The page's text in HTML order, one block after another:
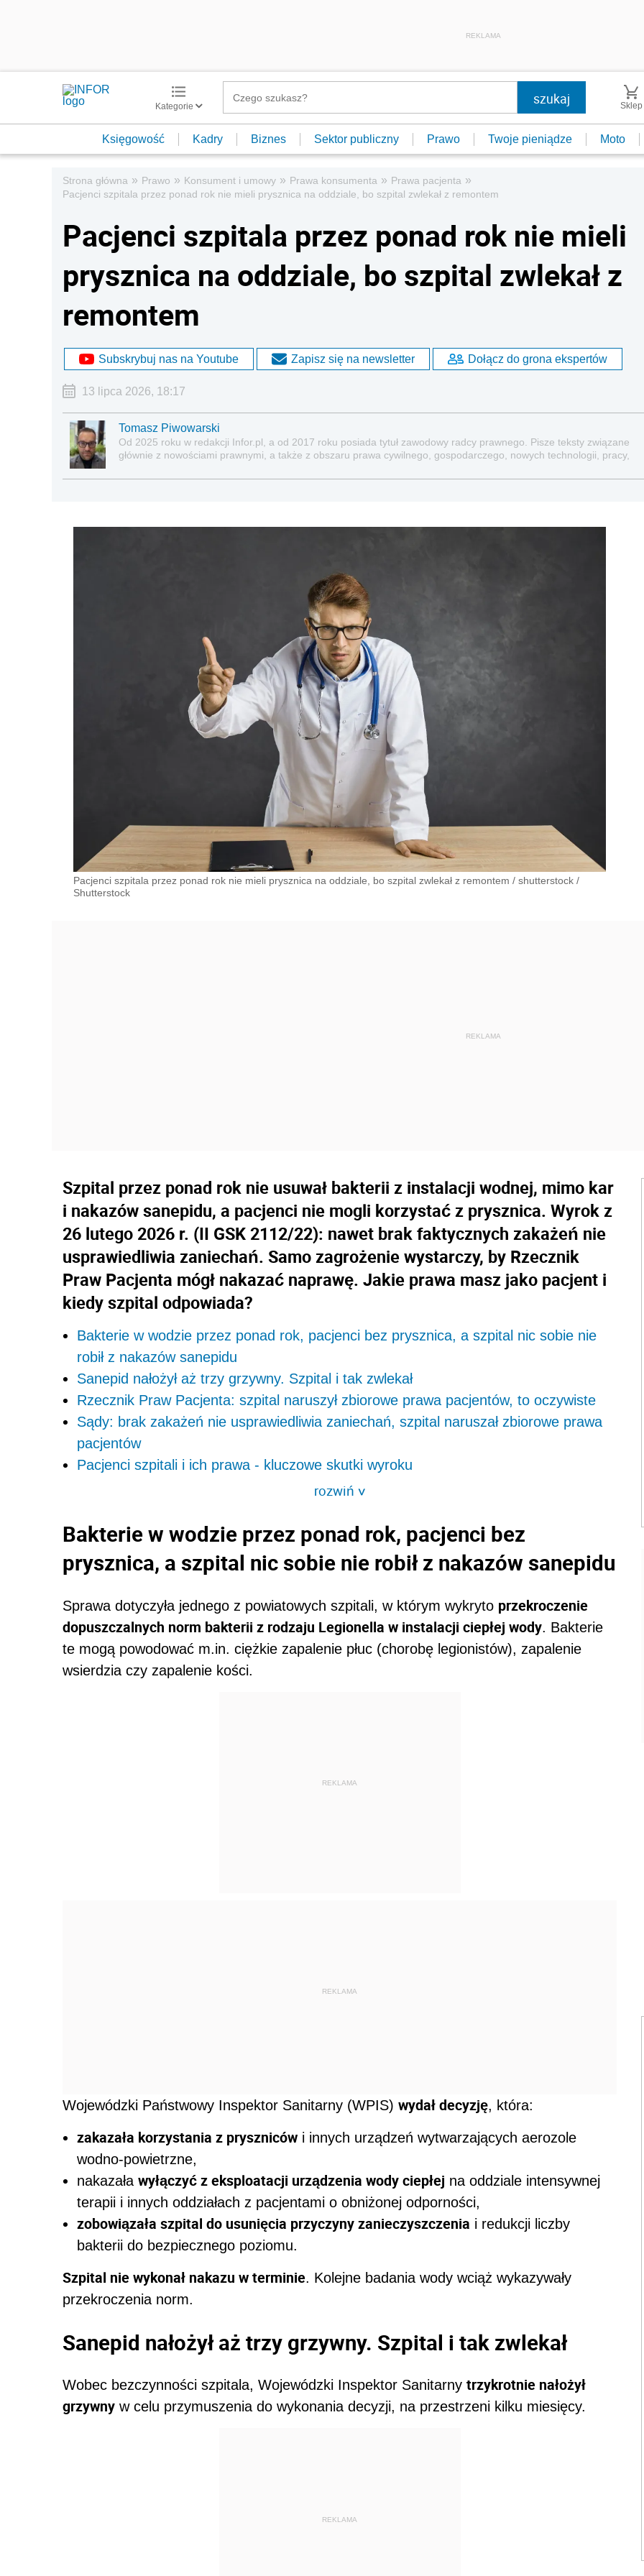
REKLAMA
Kategorie Sklep
Księgowość Kadry Biznes Sektor publiczny Prawo Twoje pieniądze Moto
Strona główna » Prawo » Konsument i umowy » Prawa konsumenta » Prawa pacjenta »
Pacjenci szpitala przez ponad rok nie mieli prysznica na oddziale, bo szpital zwlekał z remontem
Pacjenci szpitala przez ponad rok nie mieli
prysznica na oddziale, bo szpital zwlekał z
remontem
Subskrybuj nas na Youtube Zapisz się na newsletter Dołącz do grona ekspertów
13 lipca 2026, 18:17
Tomasz Piwowarski
Od 2025 roku w redakcji Infor.pl, a od 2017 roku posiada tytuł zawodowy radcy prawnego. Pisze teksty związane
głównie z nowościami prawnymi, a także z obszaru prawa cywilnego, gospodarczego, nowych technologii, pracy,
Pacjenci szpitala przez ponad rok nie mieli prysznica na oddziale, bo szpital zwlekał z remontem / shutterstock /
Shutterstock
Szpital przez ponad rok nie usuwał bakterii z instalacji wodnej, mimo kar
i nakazów sanepidu, a pacjenci nie mogli korzystać z prysznica. Wyrok z
26 lutego 2026 r. (II GSK 2112/22): nawet brak faktycznych zakażeń nie
usprawiedliwia zaniechań. Samo zagrożenie wystarczy, by Rzecznik
Praw Pacjenta mógł nakazać naprawę. Jakie prawa masz jako pacjent i
kiedy szpital odpowiada?
Bakterie w wodzie przez ponad rok, pacjenci bez prysznica, a szpital nic sobie nie
robił z nakazów sanepidu
Sanepid nałożył aż trzy grzywny. Szpital i tak zwlekał
Rzecznik Praw Pacjenta: szpital naruszył zbiorowe prawa pacjentów, to oczywiste
Sądy: brak zakażeń nie usprawiedliwia zaniechań, szpital naruszał zbiorowe prawa
pacjentów
Pacjenci szpitali i ich prawa - kluczowe skutki wyroku
rozwiń>
Bakterie w wodzie przez ponad rok, pacjenci bez
prysznica, a szpital nic sobie nie robił z nakazów sanepidu
Sprawa dotyczyła jednego z powiatowych szpitali, w którym wykryto przekroczenie
dopuszczalnych norm bakterii z rodzaju Legionella w instalacji ciepłej wody. Bakterie
te mogą powodować m.in. ciężkie zapalenie płuc (chorobę legionistów), zapalenie
wsierdzia czy zapalenie kości.
REKLAMA
REKLAMA
Wojewódzki Państwowy Inspektor Sanitarny (WPIS) wydał decyzję, która:
zakazała korzystania z pryszniców i innych urządzeń wytwarzających aerozole
wodno-powietrzne,
nakazała wyłączyć z eksploatacji urządzenia wody ciepłej na oddziale intensywnej
terapii i innych oddziałach z pacjentami o obniżonej odporności,
zobowiązała szpital do usunięcia przyczyny zanieczyszczenia i redukcji liczby
bakterii do bezpiecznego poziomu.
Szpital nie wykonał nakazu w terminie. Kolejne badania wody wciąż wykazywały
przekroczenia norm.
Sanepid nałożył aż trzy grzywny. Szpital i tak zwlekał
Wobec bezczynności szpitala, Wojewódzki Inspektor Sanitarny trzykrotnie nałożył
grzywny w celu przymuszenia do wykonania decyzji, na przestrzeni kilku miesięcy.
REKLAMA